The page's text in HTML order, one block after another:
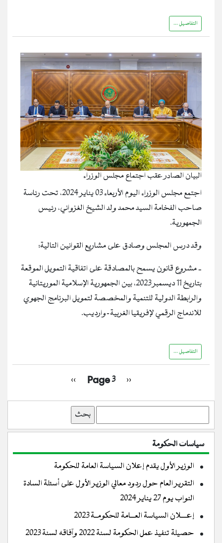
التفاصيل ...
البيان الصادر عقب اجتماع مجلس الوزراء
اجتمع مجلس الوزراء اليوم الأربعاء 03 يناير 2024، تحت رئاسة
صاحب الفخامة السيد محمد ولد الشيخ الغزواني، رئيس
الجمهورية.
وقد درس المجلس وصادق على مشاريع القوانين التالية:
‐ مشروع قانون يسمح بالمصادقة على اتفاقية التمويل الموقعة
بتاريخ 11 ديسمبر 2023، بين الجمهورية الإسلامية الموريتانية
والرابطة الدولية للتنمية والمخصصة لتمويل البرنامج الجهوي
للاندماج الرقمي لإفريقيا الغربية-وارديب.
التفاصيل ...
Previous
‹‹
Page 3
Next
››
سياسات الحكومة
الوزير الأول يقدم إعلان السياسة العامة للحكومة
التقرير العام حول ردود معالي الوزير الأول على أسئلة السادة
النواب يوم 27 يناير 2024
إعــــلان السياسة العـــامة للحكومــة 2023
حصيلة تنفيذ عمل الحكومة لسنة 2022 وآفاقه لسنة 2023